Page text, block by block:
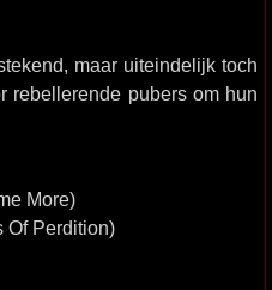
maar uiteindelijk toch
rebellerende pubers om hun
More)
Of Perdition)